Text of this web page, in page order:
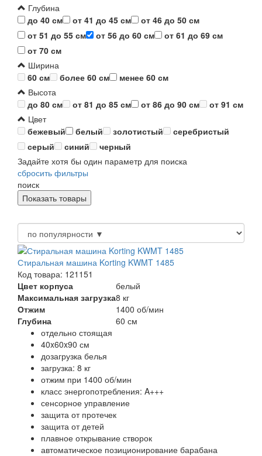
Глубина
до 40 см
от 41 до 45 см
от 46 до 50 см
от 51 до 55 см
от 56 до 60 см
от 61 до 69 см
от 70 см
Ширина
60 см
более 60 см
менее 60 см
Высота
до 80 см
от 81 до 85 см от 86 до 90 см
от 91 см
Цвет
бежевый
белый золотистый
серебристый
серый
синий
черный
Задайте хотя бы один параметр для поиска
сбросить фильтры
поиск
Стиральная машина Korting KWMT 1485
Код товара: 121151
Цвет корпуса
белый
Максимальная загрузка8 кг
Отжим
1400 об/мин
Глубина
60 см
отдельно стоящая
40x60x90 см
дозагрузка белья
загрузка: 8 кг
отжим при 1400 об/мин
класс энергопотребления: A+++
сенсорное управление
защита от протечек
защита от детей
плавное открывание створок
автоматическое позиционирование барабана